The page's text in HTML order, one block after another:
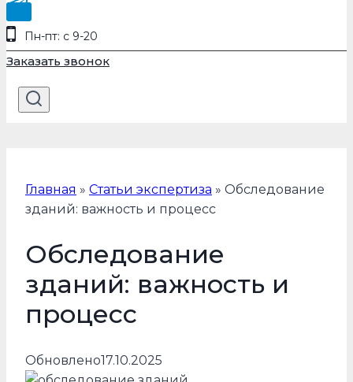
Пн-пт: с 9-20
Заказать звонок
Главная » Статьи экспертиза » Обследование
зданий: важность и процесс
Обследование
зданий: важность и
процесс
Обновлено17.10.2025